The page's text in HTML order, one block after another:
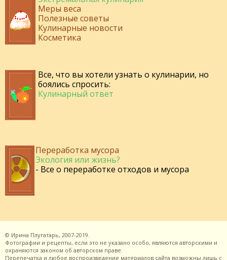
Меры веса
Полезные советы
Кулинарные новости
Косметика
Все, что вы хотели узнать о кулинарии, но
боялись спросить:
Кулинарный ответ
Переработка мусора
Экология или жизнь?
- Все о переработке отходов и мусора
© Ирина Плугатарь, 2007-2019.
Фотографии и рецепты, если это не указано особо, являются авторскими и
охраняются законом об авторском праве.
Перепечатка и любое воспроизведение материалов сайта возможны лишь с